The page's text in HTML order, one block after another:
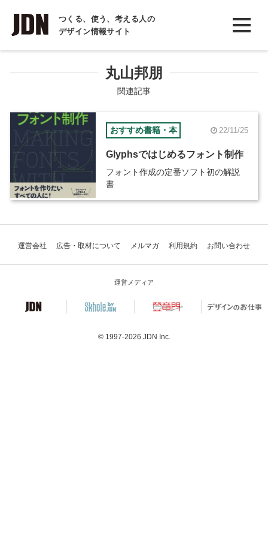
つくる、使う、考える人の
デザイン情報サイト
INTERVIEW
インタビュー
COLUMN
コラム
丸山邦朋
関連記事
おすすめ書籍・本 22/11/25
Glyphsではじめるフォント制作
フォント作成の定番ソフト初の解説
書
運営会社 広告・取材について メルマガ 利用規約 お問い合わせ
運営メディア
© 1997-2026 JDN Inc.